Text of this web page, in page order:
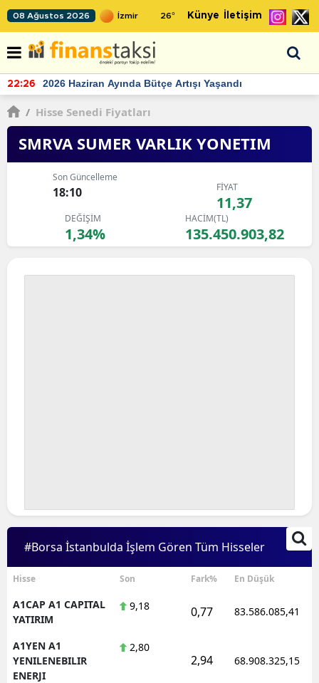
08 Ağustos 2026 26° Künye İletişim
22:24 TCMB'nin rezervlerinde artan momentum devam ediyor
/ Hisse Senedi Fiyatları
SMRVA SUMER VARLIK YONETIM
Son Güncelleme
18:10 FİYAT
11,37
DEĞİŞİM
1,34%
HACİM(TL)
135.450.903,82
#Borsa İstanbulda İşlem Gören Tüm Hisseler
Hisse Son Fark% En Düşük
A1CAP A1 CAPITAL
YATIRIM
9,18 0,77 83.586.085,41
A1YEN A1
YENILENEBILIR
ENERJI
2,80
2,94 68.908.325,15